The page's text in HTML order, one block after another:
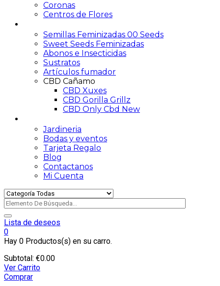
Coronas
Centros de Flores
Semillas Feminizadas 00 Seeds
Sweet Seeds Feminizadas
Abonos e Insecticidas
Sustratos
Artículos fumador
CBD Cañamo
CBD Xuxes
CBD Gorilla Grillz
CBD Only Cbd New
Jardineria
Bodas y eventos
Tarjeta Regalo
Blog
Contactanos
Mi Cuenta
Lista de deseos
0
Hay 0 Productos(s) en su carro.
Subtotal: €0.00
Ver Carrito
Comprar